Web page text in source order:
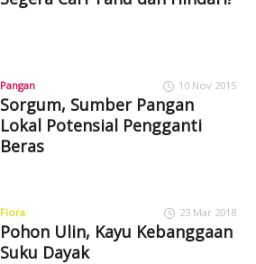
Pangan 10 Nov 2015
Sorgum, Sumber Pangan
Lokal Potensial Pengganti
Beras
Flora 23 Mar 2018
Pohon Ulin, Kayu Kebanggaan
Suku Dayak